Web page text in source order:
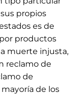
propios
es de
productos
muerte injusta,
reclamo de
de
de los